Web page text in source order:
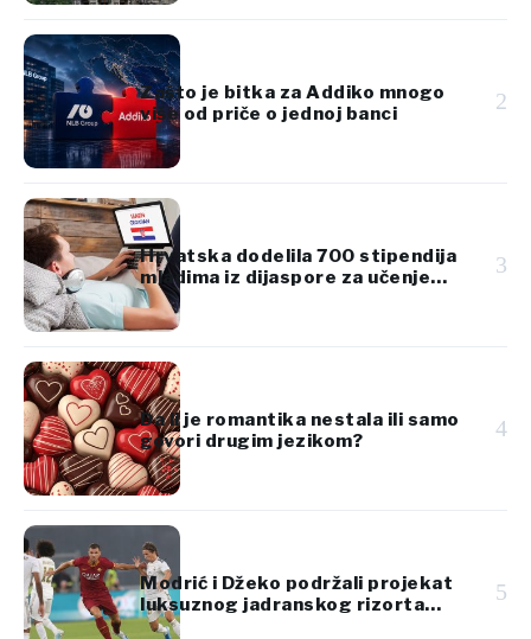
Zašto je bitka za Addiko mnogo
više od priče o jednoj banci
2
Hrvatska dodelila 700 stipendija
mladima iz dijaspore za učenje
hrvatskog jezika
3
Da li je romantika nestala ili samo
govori drugim jezikom?
4
Modrić i Džeko podržali projekat
luksuznog jadranskog rizorta
vredan 920 miliona evra
5